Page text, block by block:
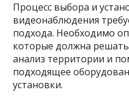
Процесс выбора и
видеонаблюдения
подхода. Необходимо
которые должна решать
анализ территории и
подходящее
установки.